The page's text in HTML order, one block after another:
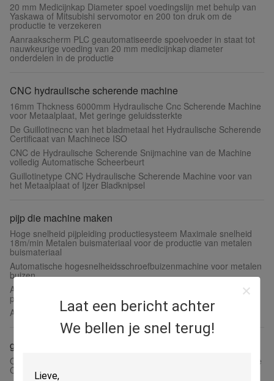
Laat een bericht achter
We bellen je snel terug!
20 mm Medicijnkap Diameter spoel voedingslijn met behulp van
Yaskawa of Mitsubishi servomotor en 200 ton druk om de
productie te verzekeren
Aanraakscherm PLC geautomatiseerde spoelvoeder in staat tot
nauwkeurige voeding van 20 mm medicijnkap diameter
onderdelen in de productie
CNC hydraulische scherende machine
16mm Thckness 6000mm Hydraulische Cnc Scherende Machine
voor Metaalplaat, Met geringe geluidssterkte
De Guillotinecnc van het bladmetaal het Hydraulische Scherende
Certificaat van Machinece ISO
CNC de Hydraulische Scherende Snijmachine van de Machine
volledig Automatische Scheerbeurt
Guillotinetype CNC Hydraulische Scherende Machine voor van
het Metaalplaat of Ijzer Bladknipsel
pijp die machine maken
Hoge snelheid pijpleiding productiesysteem Maximale snelheid
18m/min Metalen buismateriaal voor de productie van metalen
buismateriaal
Automatische hogesnelheidsschroefbuizenmachine voor metalen
buizen
Automatische pijpenmaakmachine 7000 kg 18m/min Metalen
pijpproductie
Automatische hogesnelheidsschroefbuismachine 18 m/min
gesneden op lengte machine
Op zwaar werk berekende Roestvrij staalrol die aan Elektrisch de
Controlesysteem van de Lengtemachine wordt gesneden